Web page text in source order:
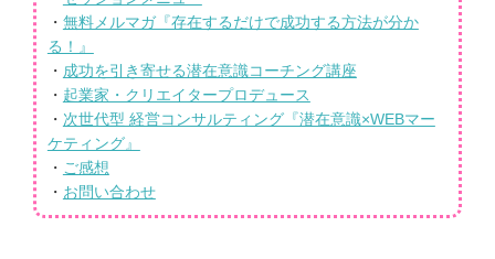
・ 無料メルマガ『存在するだけで成功する方法が分か
る！』
・ 成功を引き寄せる潜在意識コーチング講座
・ 起業家・クリエイタープロデュース
・ 次世代型 経営コンサルティング『潜在意識×WEBマー
ケティング』
・ ご感想
・ お問い合わせ